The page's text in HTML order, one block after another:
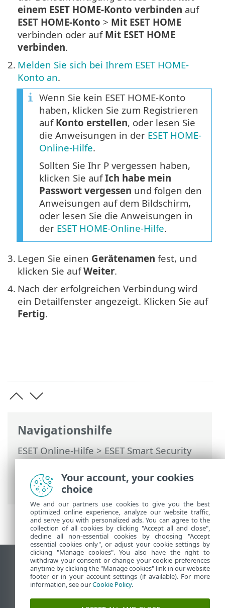
Navigationshilfe
ESET Online-Hilfe>ESET Smart Security
Premium>Arbeiten mit ESET Smart
Security Premium>ESET HOME Konto>
Verbinden Sie sich mit ESET HOME
einem ESET HOME-Konto verbinden auf
ESET HOME-Konto > Mit ESET HOME
verbinden oder auf Mit ESET HOME
verbinden.
2. Melden Sie sich bei Ihrem ESET HOME-
Konto an.
Wenn Sie kein ESET HOME-Konto
haben, klicken Sie zum Registrieren
auf Konto erstellen, oder lesen Sie
die Anweisungen in der ESET HOME-
Online-Hilfe.
Sollten Sie Ihr P vergessen haben,
klicken Sie aufIch habe mein
Passwort vergessen und folgen den
Anweisungen auf dem Bildschirm,
oder lesen Sie die Anweisungen in
der ESET HOME-Online-Hilfe.
3. Legen Sie einen Gerätenamen fest, und
klicken Sie aufWeiter.
4. Nach der erfolgreichen Verbindung wird
ein Detailfenster angezeigt. Klicken Sie auf
Fertig.
Desktop-Site anzeigen
End of Life
ESET Knowledgebase
ESET-Forum
Your account, your cookies
choice
We and our partners use cookies to give you the best
optimized online experience, analyze our website traffic,
and serve you with personalized ads. You can agree to the
collection of all cookies by clicking "Accept all and close",
decline all non-essential cookies by choosing "Accept
essential cookies only", or adjust your cookie settings by
clicking "Manage cookies". You also have the right to
withdraw your consent or change your cookie preferences
anytime by clicking the "Manage cookies" link in our website
footer or in your account settings (if available). For more
information, see ourCookie Policy.